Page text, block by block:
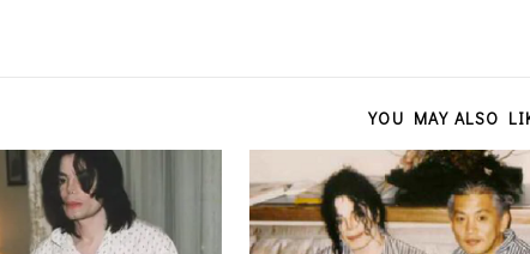
YOU MAY ALSO